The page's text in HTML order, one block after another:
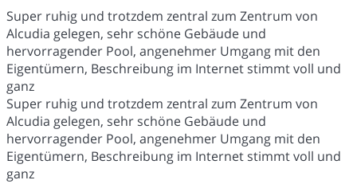
Super ruhig und trotzdem zentral zum Zentrum von
Alcudia gelegen, sehr schöne Gebäude und
hervorragender Pool, angenehmer Umgang mit den
Eigentümern, Beschreibung im Internet stimmt voll und
ganz
Super ruhig und trotzdem zentral zum Zentrum von
Alcudia gelegen, sehr schöne Gebäude und
hervorragender Pool, angenehmer Umgang mit den
Eigentümern, Beschreibung im Internet stimmt voll und
ganz